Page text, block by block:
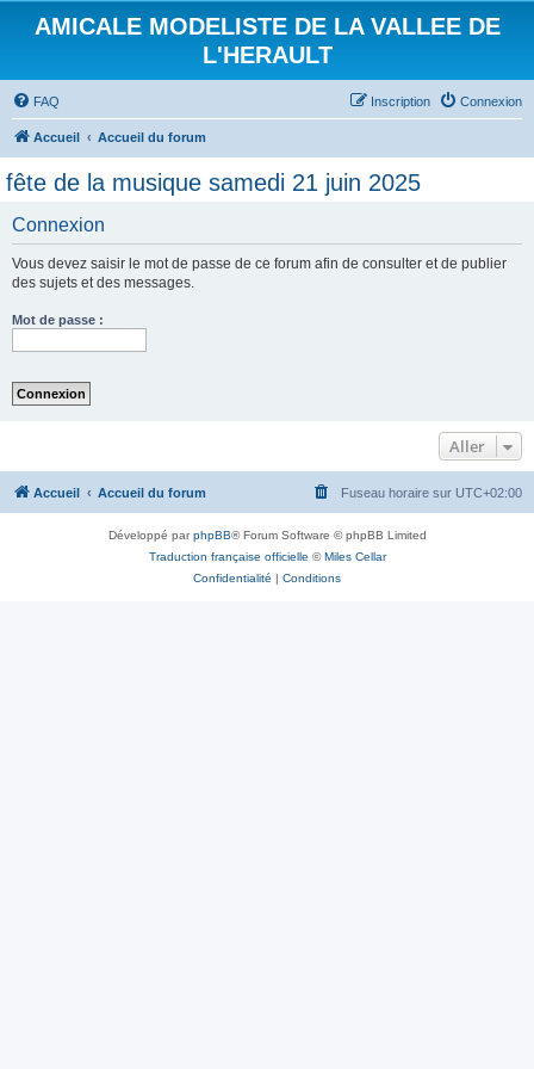
AMICALE MODELISTE DE LA VALLEE DE
L'HERAULT
FAQ Connexion
Inscription
Accueil Accueil du forum
fête de la musique samedi 21 juin 2025
Connexion
Vous devez saisir le mot de passe de ce forum afin de consulter et de publier
des sujets et des messages.
Mot de passe :
Aller
Accueil Accueil du forum Fuseau horaire sur UTC+02:00
Développé parphpBB® Forum Software © phpBB Limited
Traduction française officielle ©Miles Cellar
Confidentialité | Conditions